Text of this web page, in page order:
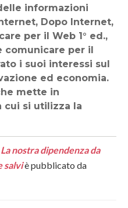
informazioni
Dopo Internet,
per il Web 1° ed.,
comunicare per il
i suoi interessi sul
ed economia.
mette in
cui si utilizza la
La nostra dipendenza da
salviè pubblicato da